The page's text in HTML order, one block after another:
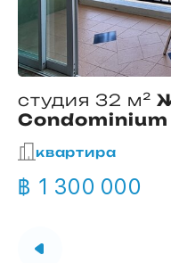
студия 32 м²
Condominium
квартира
฿ 1 300 000